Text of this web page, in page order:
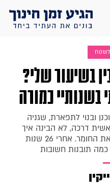
בשיעור שלי?
בשנותיי כמורה
ובנוי לתפארת, שגניה
דרכה, לא הבינה איך
ישנם תלמידים שלא מבינים את החומר. אחרי 26 שנות
כמה תובנות חשובות